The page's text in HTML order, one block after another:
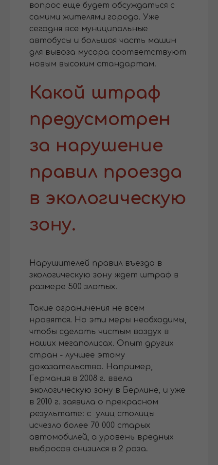
вопрос еще будет обсуждаться с
самими жителями города. Уже
сегодня все муниципальные
автобусы и большая часть машин
для вывоза мусора соответствуют
новым высоким стандартам.
Какой штраф
предусмотрен
за нарушение
правил проезда
в экологическую
зону.
Нарушителей правил въезда в
зкологическую зону ждет штраф в
размере 500 злотых.
Такие ограничения не всем
нравятся. Но эти меры необходимы,
чтобы сделать чистым воздух в
наших мегаполисах. Опыт других
стран - лучшее этому
доказательство. Например,
Германия в 2008 г. ввела
экологическую зону в Берлине, и уже
в 2010 г. заявила о прекрасном
результате: с улиц столицы
исчезло более 70 000 старых
автомобилей, а уровень вредных
выбросов снизился в 2 раза.